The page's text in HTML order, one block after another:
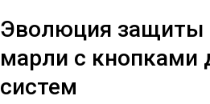
Эволюция защиты
марли с кнопками
систем